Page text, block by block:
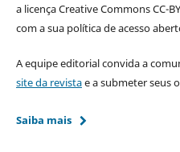
a licença Creative Commons CC-
com a sua política de acesso
A equipe editorial convida a
site da revistae a submeter seus
Saiba mais